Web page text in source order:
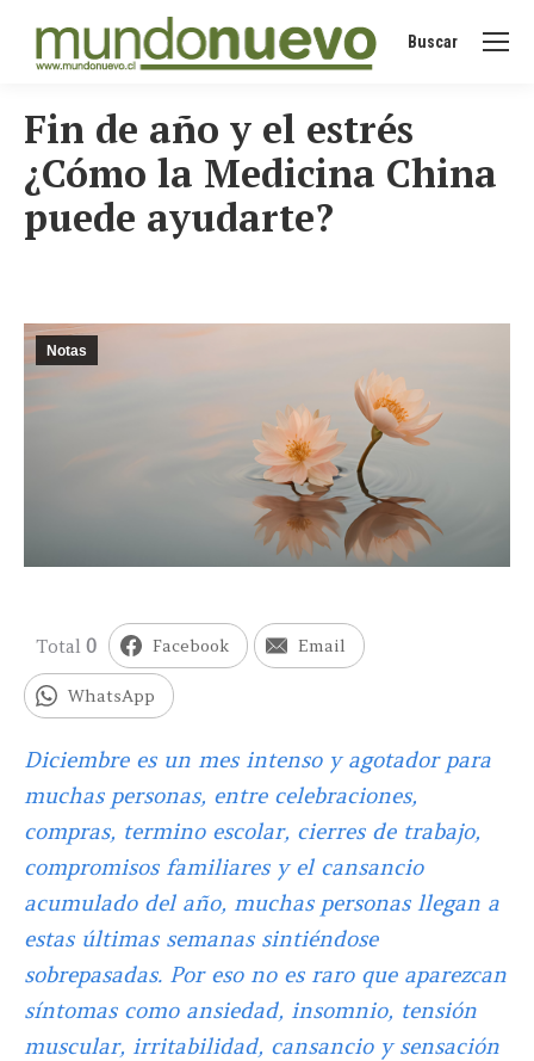
Buscar:
Buscar
Fin de año y el estrés
¿Cómo la Medicina China
puede ayudarte?
Notas
Total 0 Facebook Email
WhatsApp
Diciembre es un mes intenso y agotador para
muchas personas, entre celebraciones,
compras, termino escolar, cierres de trabajo,
compromisos familiares y el cansancio
acumulado del año, muchas personas llegan a
estas últimas semanas sintiéndose
sobrepasadas. Por eso no es raro que aparezcan
síntomas como ansiedad, insomnio, tensión
muscular, irritabilidad, cansancio y sensación